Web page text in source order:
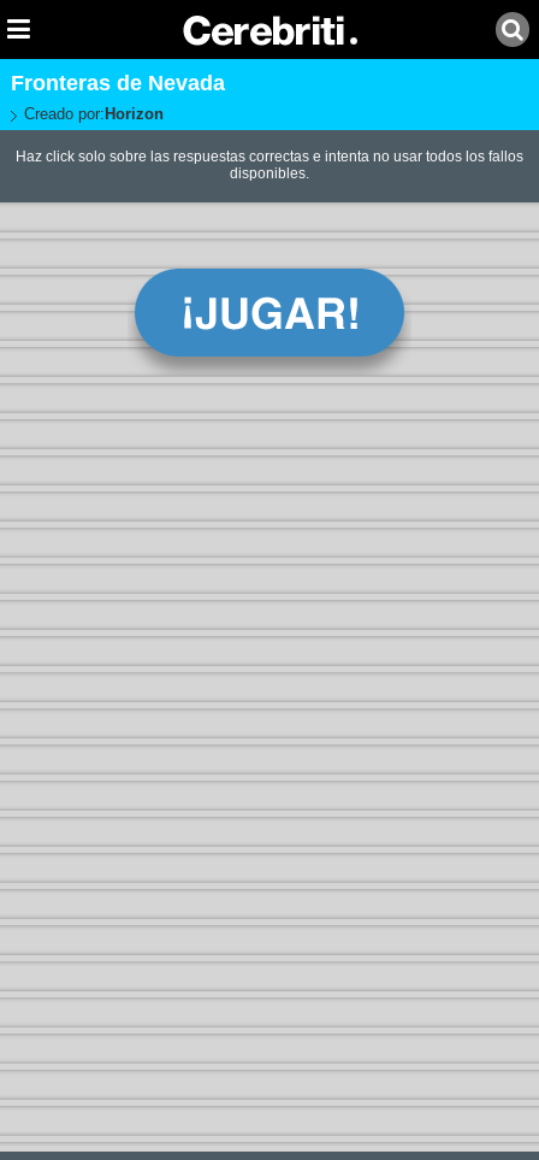
Fronteras de Nevada
Creado por: Horizon
Haz click solo sobre las respuestas correctas e intenta no usar todos los fallos
disponibles.